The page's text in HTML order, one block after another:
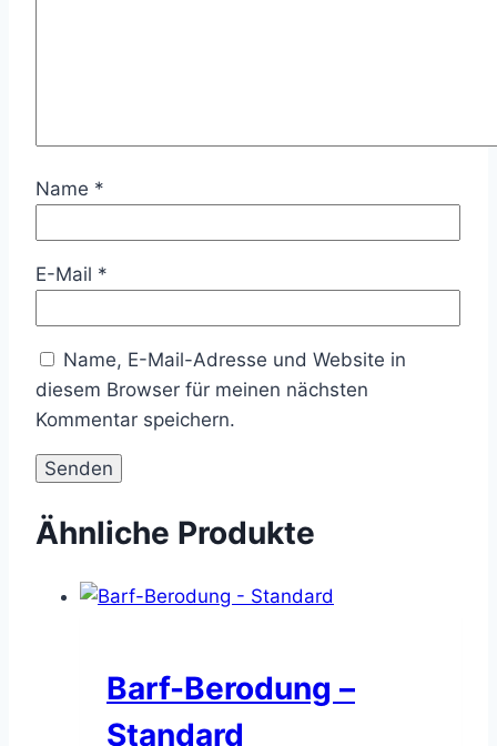
Name *
E-Mail *
Name, E-Mail-Adresse und Website in
diesem Browser für meinen nächsten
Kommentar speichern.
Ähnliche Produkte
Barf-Berodung –
Standard